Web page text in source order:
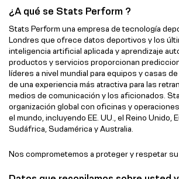
¿A qué se Stats Perform ?
Stats Perform una empresa de tecnología
Londres que ofrece datos deportivos y los
inteligencia artificial aplicada y aprendizaje
productos y servicios proporcionan
líderes a nivel mundial para equipos y casas
de una experiencia más atractiva para las
medios de comunicación y los aficionados.
organización global con oficinas y
el mundo, incluyendo EE. UU., el Reino Unido,
Sudáfrica, Sudamérica y Australia.
Nos comprometemos a proteger y respetar su